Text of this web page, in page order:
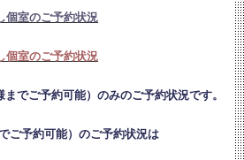
個室のご予約状況
個室のご予約状況
でご予約可能）のみのご予約状況です。
ご予約可能）のご予約状況は